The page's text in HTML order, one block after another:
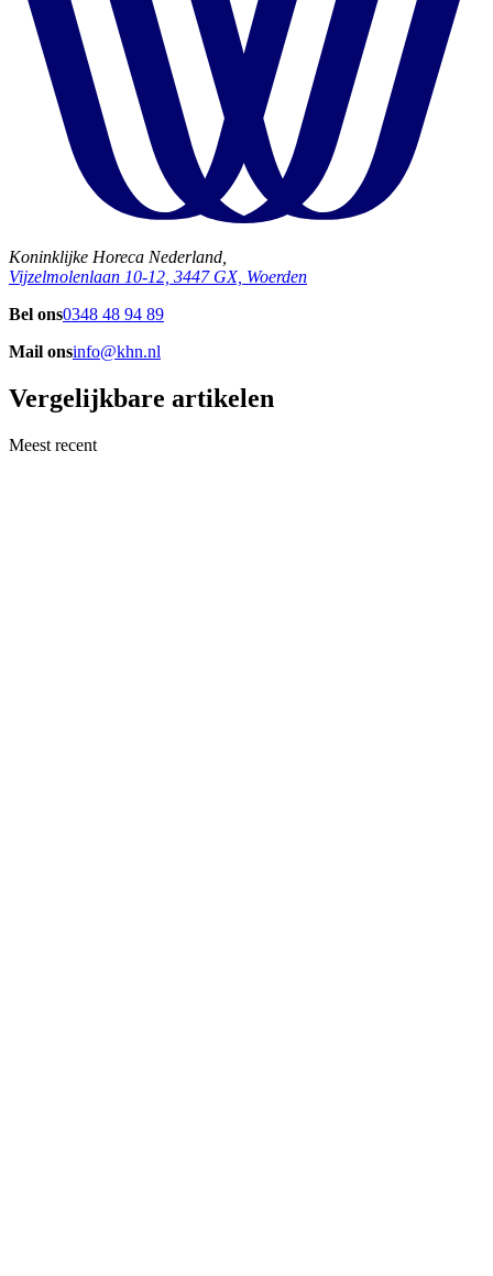
Koninklijke Horeca Nederland,
Vijzelmolenlaan 10-12, 3447 GX, Woerden
Bel ons0348 48 94 89
Mail onsinfo@khn.nl
Vergelijkbare artikelen
Meest recent